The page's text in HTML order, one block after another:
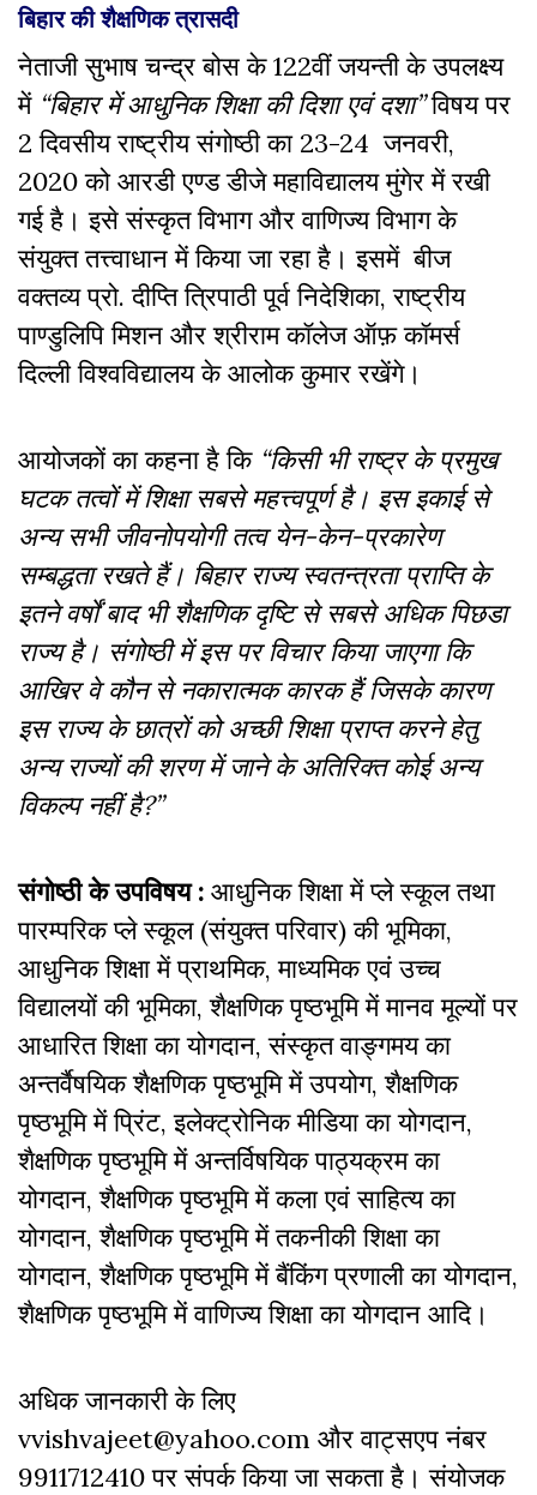
बिहार की शैक्षणिक त्रासदी
नेताजी सुभाष चन्द्र बोस के 122वीं जयन्ती के उपलक्ष्य
में “बिहार में आधुनिक शिक्षा की दिशा एवं दशा”विषय पर
2 दिवसीय राष्ट्रीय संगोष्ठी का 23-24 जनवरी,
2020 को आरडी एण्ड डीजे महाविद्यालय मुंगेर में रखी
गई है। इसे संस्कृत विभाग और वाणिज्य विभाग के
संयुक्त तत्त्वाधान में किया जा रहा है। इसमें बीज
वक्तव्य प्रो. दीप्ति त्रिपाठी पूर्व निदेशिका, राष्ट्रीय
पाण्डुलिपि मिशन और श्रीराम कॉलेज ऑफ़ कॉमर्स
दिल्ली विश्वविद्यालय के आलोक कुमार रखेंगे।
आयोजकों का कहना है कि “किसी भी राष्ट्र के प्रमुख
घटक तत्वों में शिक्षा सबसे महत्त्वपूर्ण है। इस इकाई से
अन्य सभी जीवनोपयोगी तत्व येन-केन-प्रकारेण
सम्बद्धता रखते हैं। बिहार राज्य स्वतन्त्रता प्राप्ति के
इतने वर्षों बाद भी शैक्षणिक दृष्टि से सबसे अधिक पिछडा
राज्य है। संगोष्ठी में इस पर विचार किया जाएगा कि
आखिर वे कौन से नकारात्मक कारक हैं जिसके कारण
इस राज्य के छात्रों को अच्छी शिक्षा प्राप्त करने हेतु
अन्य राज्यों की शरण में जाने के अतिरिक्त कोई अन्य
विकल्प नहीं है?”
संगोष्ठी के उपविषय : आधुनिक शिक्षा में प्ले स्कूल तथा
पारम्परिक प्ले स्कूल (संयुक्त परिवार) की भूमिका,
आधुनिक शिक्षा में प्राथमिक, माध्यमिक एवं उच्च
विद्यालयों की भूमिका, शैक्षणिक पृष्ठभूमि में मानव मूल्यों पर
आधारित शिक्षा का योगदान, संस्कृत वाङ्गमय का
अन्तर्वैषयिक शैक्षणिक पृष्ठभूमि में उपयोग, शैक्षणिक
पृष्ठभूमि में प्रिंट, इलेक्ट्रोनिक मीडिया का योगदान,
शैक्षणिक पृष्ठभूमि में अन्तर्विषयिक पाठ्यक्रम का
योगदान, शैक्षणिक पृष्ठभूमि में कला एवं साहित्य का
योगदान, शैक्षणिक पृष्ठभूमि में तकनीकी शिक्षा का
योगदान, शैक्षणिक पृष्ठभूमि में बैंकिंग प्रणाली का योगदान,
शैक्षणिक पृष्ठभूमि में वाणिज्य शिक्षा का योगदान आदि।
अधिक जानकारी के लिए
vvishvajeet@yahoo.com और वाट्सएप नंबर
9911712410 पर संपर्क किया जा सकता है। संयोजक